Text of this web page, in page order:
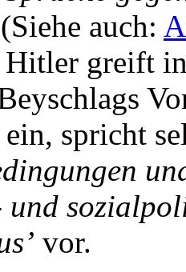
auch:
greift
ein, spricht
und
vor.